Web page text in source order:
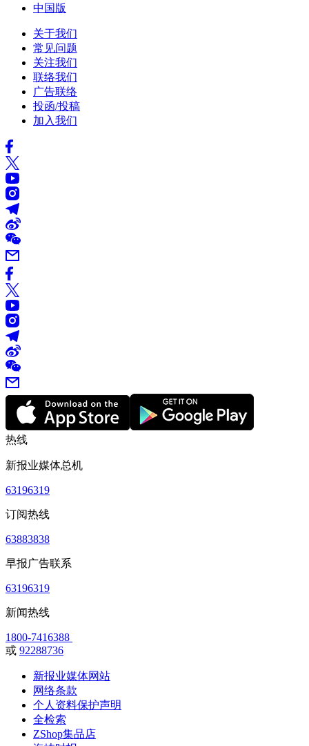
中国版
关于我们
常见问题
关注我们
联络我们
广告联络
投函/投稿
加入我们
热线
新报业媒体总机
63196319
订阅热线
63883838
早报广告联系
63196319
新闻热线
1800-7416388
或 92288736
新报业媒体网站
网络条款
个人资料保护声明
全检索
ZShop集品店